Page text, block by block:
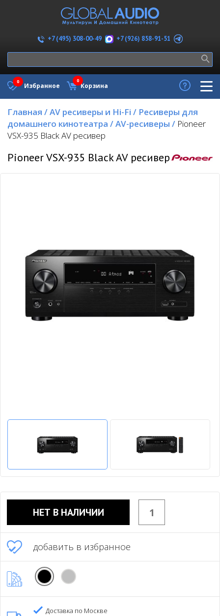
+7 (495) 308-00-49 +7 (926) 858-91-51
Избранное
0
Корзина
0
Главная /AV ресиверы и Hi-Fi / Ресиверы для
домашнего кинотеатра /AV-ресиверы / Pioneer
VSX-935 Black AV ресивер
Pioneer VSX-935 Black AV ресивер
НЕТ В НАЛИЧИИ
добавить в избранное
Доставка по Москве